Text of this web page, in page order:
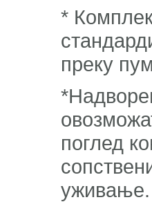
*
преку
поглед